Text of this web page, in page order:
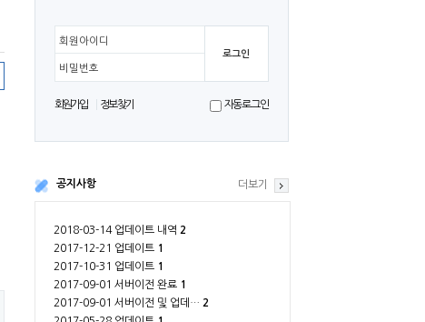
회원아이디
비밀번호
회원가입 정보찾기 자동로그인
공지사항
2018-03-14 업데이트 내역 2
2017-12-21 업데이트 1
2017-10-31 업데이트 1
2017-09-01 서버이전 완료 1
2017-09-01 서버이전 및 업데… 2
더보기